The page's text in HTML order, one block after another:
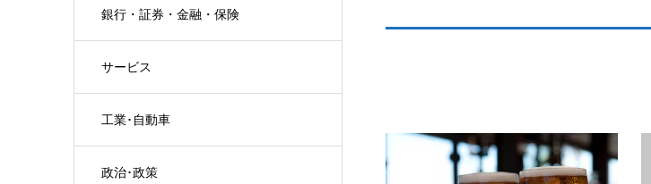
銀行・証券・金融・保険
サービス
工業･自動車
政治･政策